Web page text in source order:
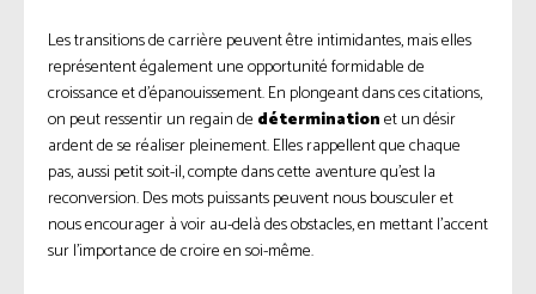
Les transitions de carrière peuvent être intimidantes, mais elles
représentent également une opportunité formidable de
croissance et d’épanouissement. En plongeant dans ces citations,
on peut ressentir un regain de déterminationet un désir
ardent de se réaliser pleinement. Elles rappellent que chaque
pas, aussi petit soit-il, compte dans cette aventure qu’est la
reconversion. Des mots puissants peuvent nous bousculer et
nous encourager à voir au-delà des obstacles, en mettant l’accent
sur l’importance de croire en soi-même.